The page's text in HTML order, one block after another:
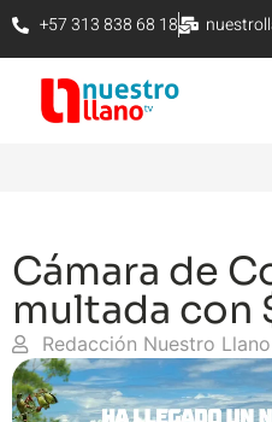
+57 313 838 68 18
Cámara de
multada con
Redacción Nuestro Llano